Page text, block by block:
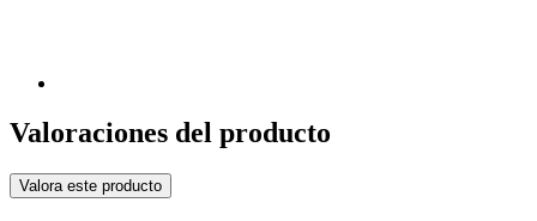
Valoraciones del producto
Valora este producto